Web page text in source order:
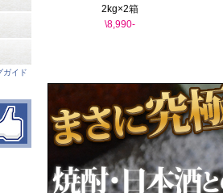
2kg×2箱
\8,990-
ガイド